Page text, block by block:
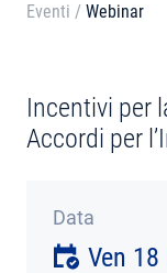
NOTIZIE
CONTATTI
Eventi / Webinar
Incentivi per
Accordi per
Data
Ven